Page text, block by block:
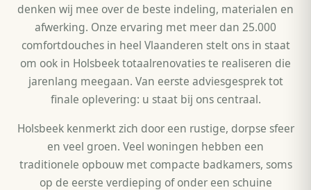
denken wij mee over de beste indeling, materialen en
afwerking. Onze ervaring met meer dan 25.000
comfortdouches in heel Vlaanderen stelt ons in staat
om ook in Holsbeek totaalrenovaties te realiseren die
jarenlang meegaan. Van eerste adviesgesprek tot
finale oplevering: u staat bij ons centraal.
Holsbeek kenmerkt zich door een rustige, dorpse sfeer
en veel groen. Veel woningen hebben een
traditionele opbouw met compacte badkamers, soms
op de eerste verdieping of onder een schuine